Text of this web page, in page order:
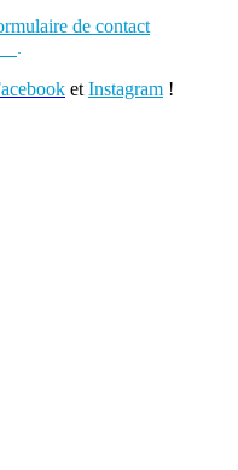
de contact
.
et Instagram !